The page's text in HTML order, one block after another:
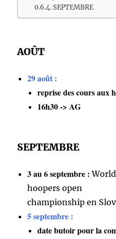
SEPTEMBRE
AOÛT
29 août :
reprise des cours aux
16h30 -> AG
SEPTEMBRE
3 au 6 septembre : World
hoopers open
championship en
5 septembre :
date butoir pour la